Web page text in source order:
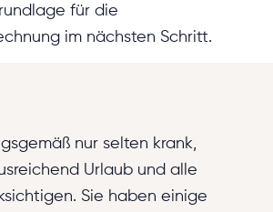
für die
im nächsten Schritt.
nur selten krank,
Urlaub und alle
Sie haben einige